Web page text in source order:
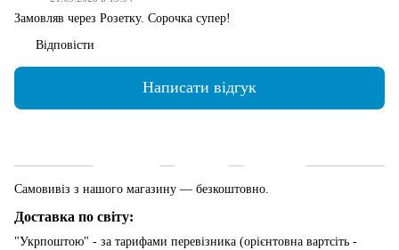
Замовляв через Розетку. Сорочка супер!
Відповісти
Написати відгук
Самовивіз з нашого магазину — безкоштовно.
Доставка по світу:
"Укрпоштою" - за тарифами перевізника (орієнтовна вартсіть -